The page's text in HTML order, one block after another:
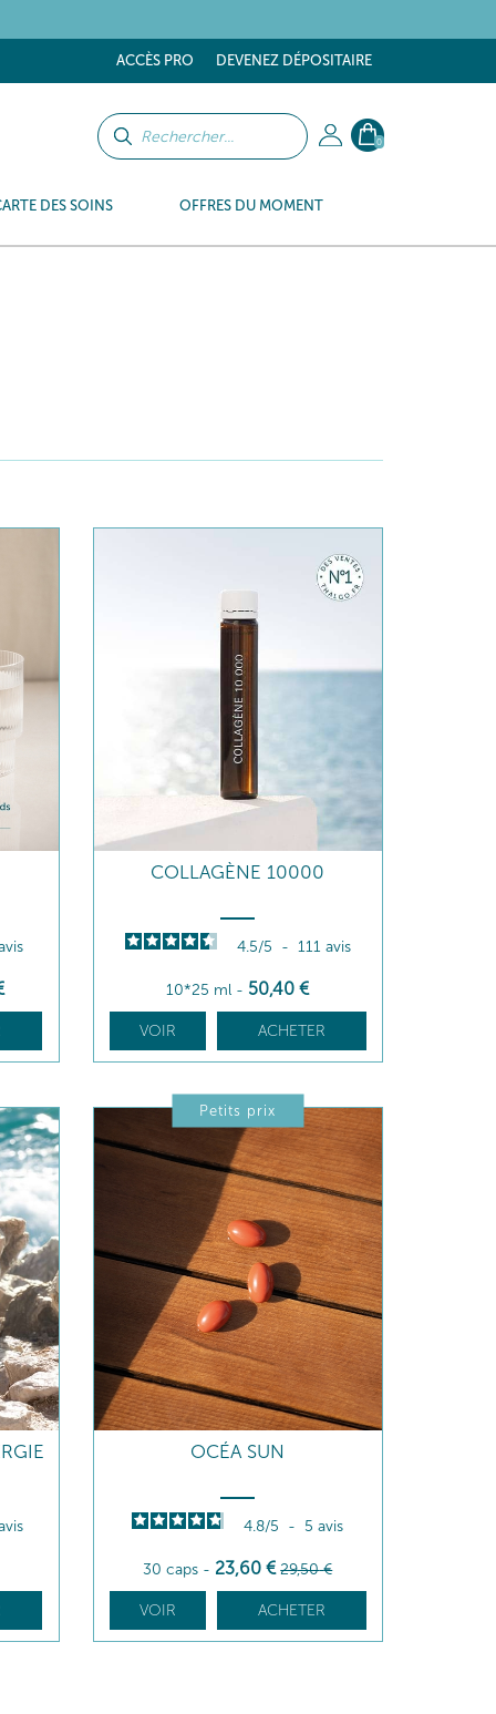
ACCÈS PRO DEVENEZ DÉPOSITAIRE
0
DES SOINS OFFRES DU MOMENT
COLLAGÈNE 10000
4.5/5 - 111 avis
10*25 ml - 50,40 €
VOIR ACHETER
Petits prix
OCÉA SUN
4.8/5 - 5avis
30 caps - 23,60 € 29,50 €
VOIR ACHETER